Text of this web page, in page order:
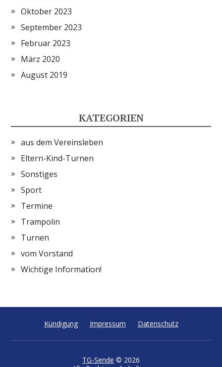
Oktober 2023
September 2023
Februar 2023
März 2020
August 2019
KATEGORIEN
aus dem Vereinsleben
Eltern-Kind-Turnen
Sonstiges
Sport
Termine
Trampolin
Turnen
vom Vorstand
Wichtige Information!
Kündigung Impressum Datenschutz
TG-Sende © 2026